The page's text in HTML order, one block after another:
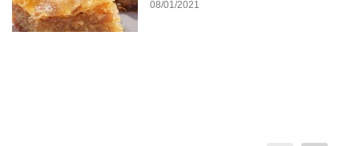
08/01/2021